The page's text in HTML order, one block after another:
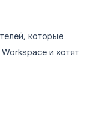
которые
и хотят